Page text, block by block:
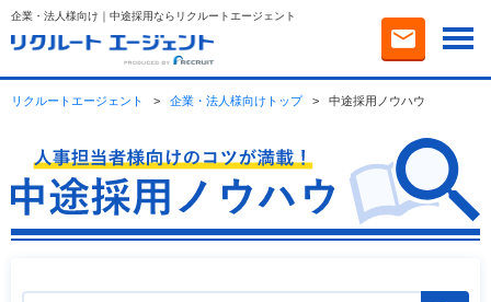
企業・法人様向け｜中途採用ならリクルートエージェント
リクルートエージェント > 企業・法人様向けトップ > 中途採用ノウハウ